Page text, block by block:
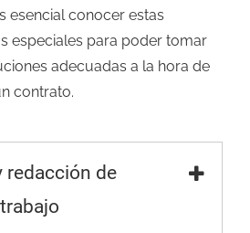
esencial conocer estas
especiales para poder tomar
adecuadas a la hora de
contrato.
redacción de